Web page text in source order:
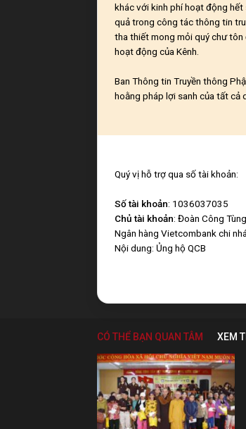
khác với kinh phí hoạt động hết
quả trong công tác thông tin
tha thiết mong mỏi quý chư tôn
hoạt động của Kênh.
Ban Thông tin Truyền thông
hoằng pháp lợi sanh của tất cả
Quý vị hỗ trợ qua số tài khoản:
Số tài khoản: 1036037035
Chủ tài khoản: Đoàn Công
Ngân hàng Vietcombank chi
Nội dung: Ủng hộ QCB
CÓ THỂ BẠN QUAN TÂM XEM